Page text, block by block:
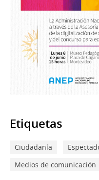
Etiquetas
Ciudadanía
Medios de comunicación